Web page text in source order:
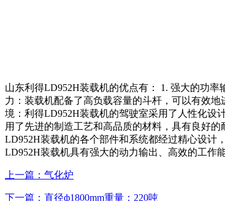
山东利得LD952H装载机的优点有： 1. 强大的功
力：装载机配备了高负载容量的斗杆，可以有效
境：利得LD952H装载机的驾驶室采用了人性化设
用了先进的制造工艺和高品质的材料，具有良好
LD952H装载机的各个部件和系统都经过精心设计
LD952H装载机具有强大的动力输出、高效的工作
上一篇：气化炉
下一篇：直径ф1800mm重量：220吨